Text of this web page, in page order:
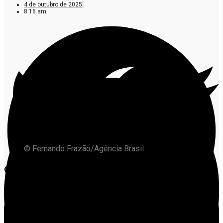
4 de outubro de 2025
8:16 am
© Fernando Frazão/Agência Brasil
O governo federal está propondo mudanças no
processo de obtenção da Carteira Nacional de
Habilitação (CNH)